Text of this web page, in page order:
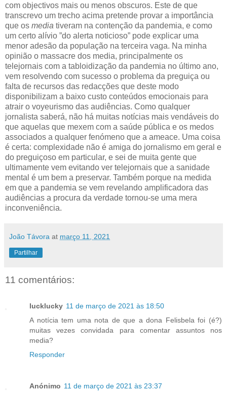
com objectivos mais ou menos obscuros. Este de que
transcrevo um trecho acima pretende provar a importância
que os media tiveram na contenção da pandemia, e como
um certo alívio ”do alerta noticioso” pode explicar uma
menor adesão da população na terceira vaga. Na minha
opinião o massacre dos media, principalmente os
telejornais com a tabloidização da pandemia no último ano,
vem resolvendo com sucesso o problema da preguiça ou
falta de recursos das redacções que deste modo
disponibilizam a baixo custo conteúdos emocionais para
atrair o voyeurismo das audiências. Como qualquer
jornalista saberá, não há muitas notícias mais vendáveis do
que aquelas que mexem com a saúde pública e os medos
associados a qualquer fenómeno que a ameace. Uma coisa
é certa: complexidade não é amiga do jornalismo em geral e
do preguiçoso em particular, e sei de muita gente que
ultimamente vem evitando ver telejornais que a sanidade
mental é um bem a preservar. Também porque na medida
em que a pandemia se vem revelando amplificadora das
audiências a procura da verdade tornou-se uma mera
inconveniência.
João Távora at março 11, 2021
Partilhar
11 comentários:
lucklucky 11 de março de 2021 às 18:50
A notícia tem uma nota de que a dona Felisbela foi (é?)
muitas vezes convidada para comentar assuntos nos
media?
Responder
Anónimo 11 de março de 2021 às 23:37